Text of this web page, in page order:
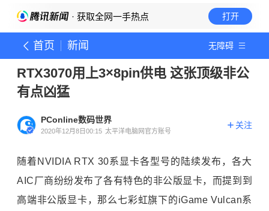
· 获取全网一手热点 打开
首页 新闻 无障碍
RTX3070用上3×8pin供电 这张顶级非公
有点凶猛
PConline数码世界
2020年12月8日00:15 太平洋电脑网官方账号
关注
随着NVIDIA RTX 30系显卡各型号的陆续发布，各大
AIC厂商纷纷发布了各有特色的非公版显卡，而提到到
高端非公版显卡，那么七彩虹旗下的iGame Vulcan系